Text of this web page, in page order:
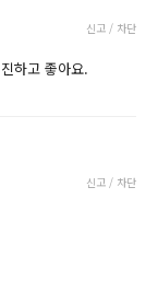
신고 / 차단
하고 좋아요.
신고 / 차단